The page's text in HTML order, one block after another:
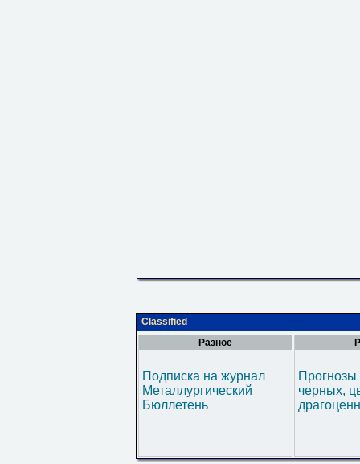
Classified
Разное
Подписка на журнал
Металлургический
Бюллетень
черных,